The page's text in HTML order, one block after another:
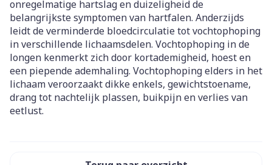
onregelmatige hartslag en duizeligheid de
belangrijkste symptomen van hartfalen. Anderzijds
leidt de verminderde bloedcirculatie tot vochtophoping
in verschillende lichaamsdelen. Vochtophoping in de
longen kenmerkt zich door kortademigheid, hoest en
een piepende ademhaling. Vochtophoping elders in het
lichaam veroorzaakt dikke enkels, gewichtstoename,
drang tot nachtelijk plassen, buikpijn en verlies van
eetlust.